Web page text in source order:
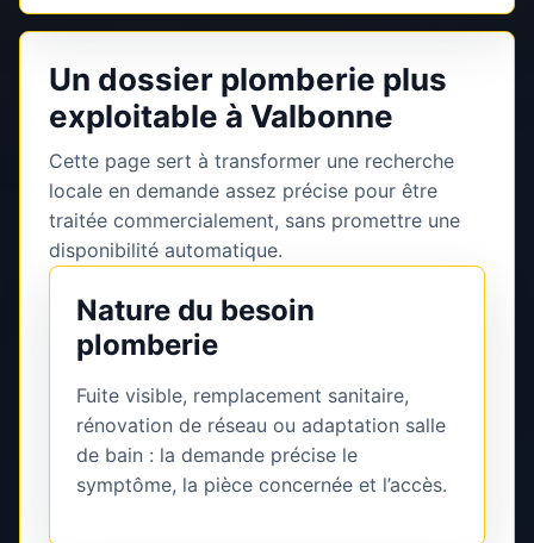
Un dossier plomberie plus
exploitable à Valbonne
Cette page sert à transformer une recherche
locale en demande assez précise pour être
traitée commercialement, sans promettre une
disponibilité automatique.
Nature du besoin
plomberie
Fuite visible, remplacement sanitaire,
rénovation de réseau ou adaptation salle
de bain : la demande précise le
symptôme, la pièce concernée et l’accès.